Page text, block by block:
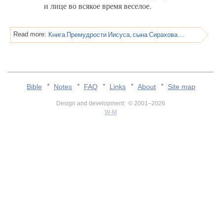
и лице во всякое время веселое.
Read more: Книга Премудрости Иисуса, сына Сирахова, Глава 26
Bible Notes FAQ Links About Site map
Design and development: © 2001–2026
W-M